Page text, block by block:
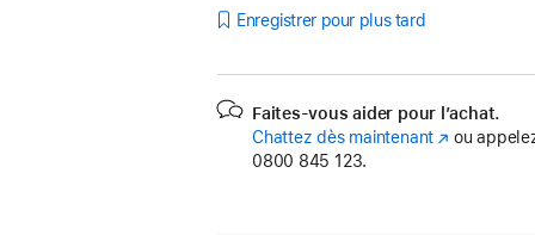
Enregistrer pour plus tard
Faites-vous aider pour l’achat.
Chattez dès maintenant (s’ouvre
ou
0800 845 123.